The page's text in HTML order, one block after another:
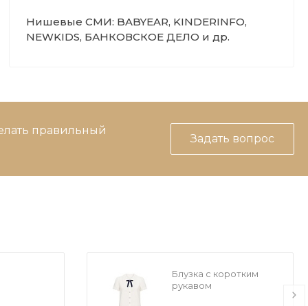
Нишевые СМИ: BABYEAR, KINDERINFO,
NEWKIDS, БАНКОВСКОЕ ДЕЛО и др.
правильный
Задать вопрос
Блузка с коротким
рукавом